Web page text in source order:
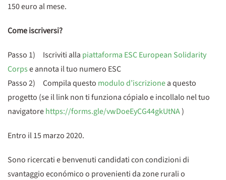
150 euro al mese.
Come iscriversi?
Passo 1) Iscriviti alla piattaforma ESC European Solidarity
Corpse annota il tuo numero ESC
Passo 2) Compila questo modulo d’iscrizionea questo
progetto (se il link non ti funziona cópialo e incollalo nel tuo
navigatorehttps://forms.gle/vwDoeEyCG44gkUtNA)
Entro il 15 marzo 2020.
Sono ricercati e benvenuti candidati con condizioni di
svantaggio económico o provenienti da zone rurali o